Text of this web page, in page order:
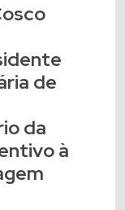
de
da
à